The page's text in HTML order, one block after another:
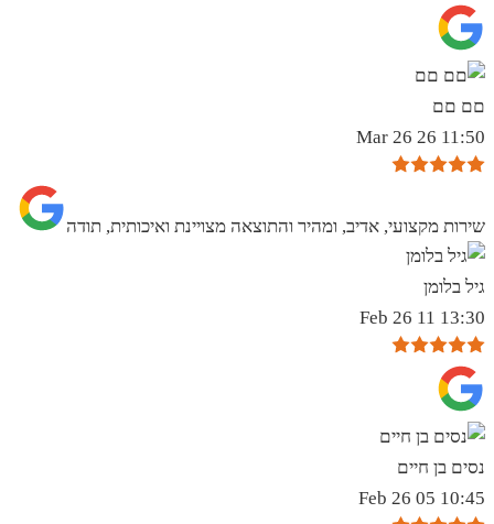
םם םם
11:50 26 Mar 26
שירות מקצועי, אדיב, ומהיר והתוצאה מצויינת ואיכותית, תודה
גיל בלומן
13:30 11 Feb 26
נסים בן חיים
10:45 05 Feb 26